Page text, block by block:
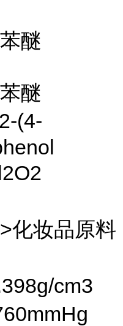
醚
醚
(4-
化妆品原料
cm3